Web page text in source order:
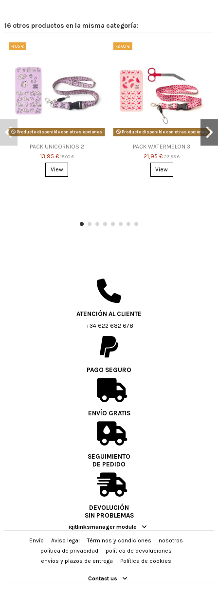
16 otros productos en la misma categoría:
-1,05 €
Producto disponible con otras opciones
PACK UNICORNIOS 2
13,95 €15,00 €
View
-2,00 €
Producto disponible con otras opciones
PACK WATERMELON 3
21,95 €23,95 €
View
ATENCIÓN AL CLIENTE
+34 622 682 678
PAGO SEGURO
ENVÍO GRATIS
SEGUIMIENTO
DE PEDIDO
DEVOLUCIÓN
SIN PROBLEMAS
iqitlinksmanager module
Envío
Aviso legal Términos y condiciones
nosotros
política de privacidad
política de devoluciones
envíos y plazos de entrega
Política de cookies
Contact us